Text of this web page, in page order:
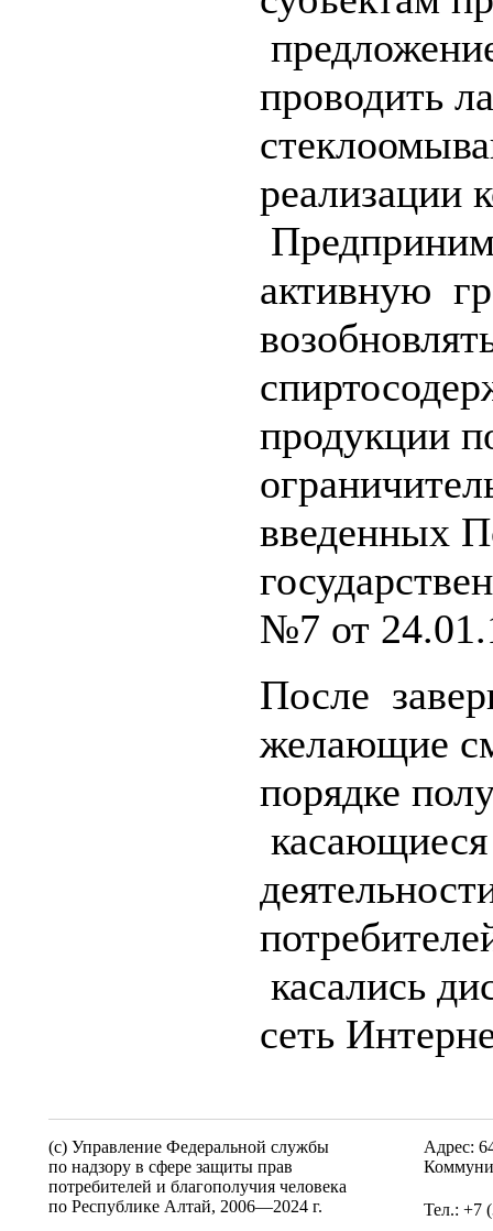
проводить
реализации
активную
продукции
введенных
№7 от
После
желающие
порядке
касались
сеть
(c) Управление Федеральной службы
по надзору в сфере защиты прав
потребителей и благополучия человека
по Республике Алтай, 2006—2024 г.
Адрес:
Тел.: +7